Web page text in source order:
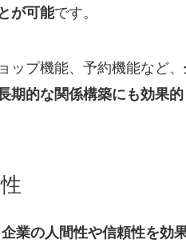
が可能です。
プ機能、予約機能など、
期的な関係構築にも効果的
企業の人間性や信頼性を効